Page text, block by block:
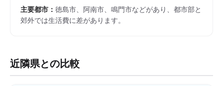
主要都市： 徳島市、阿南市、鳴門市などがあり、都市部と
郊外では生活費に差があります。
近隣県との比較